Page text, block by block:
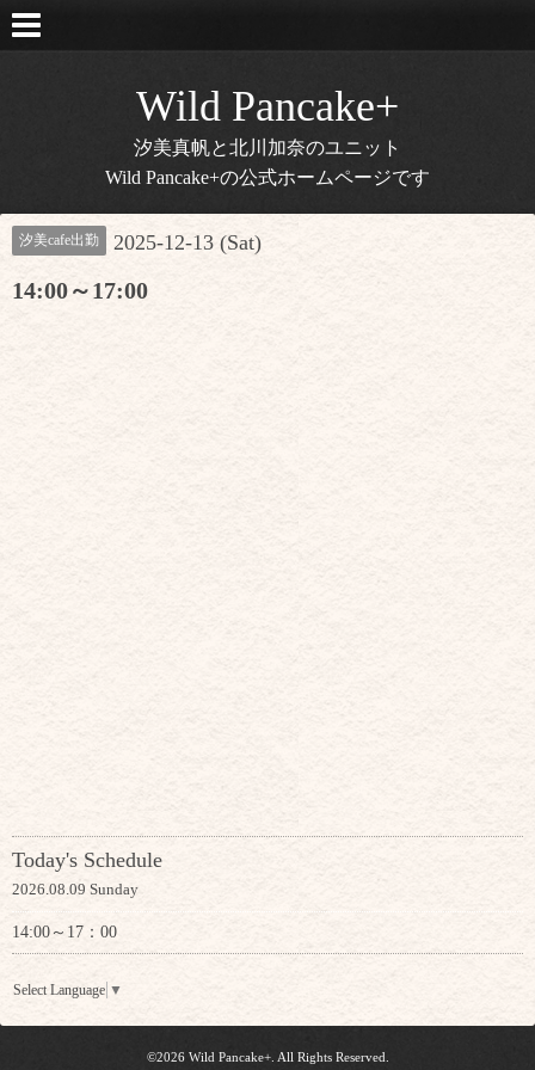
Wild Pancake+
汐美真帆と北川加奈のユニット
Wild Pancake+の公式ホームページです
汐美cafe出勤 2025-12-13 (Sat)
14:00～17:00
Today's Schedule
2026.08.09 Sunday
14:00～17：00
Select Language ▼
©2026 Wild Pancake+. All Rights Reserved.